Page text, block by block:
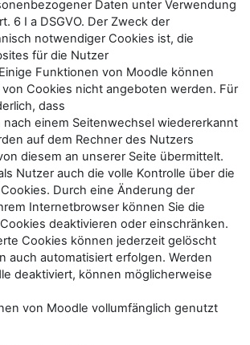
Daten unter Verwendung
6 I a DSGVO. Der Zweck der
notwendiger Cookies ist, die
für die Nutzer
Funktionen von Moodle können
Cookies nicht angeboten werden. Für
dass
einem Seitenwechsel wiedererkannt
auf dem Rechner des Nutzers
diesem an unserer Seite übermittelt.
Nutzer auch die volle Kontrolle über die
Durch eine Änderung der
Internetbrowser können Sie die
deaktivieren oder einschränken.
Cookies können jederzeit gelöscht
auch automatisiert erfolgen. Werden
deaktiviert, können möglicherweise
von Moodle vollumfänglich genutzt